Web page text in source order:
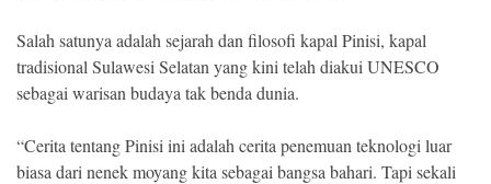
Salah satunya adalah sejarah dan filosofi kapal Pinisi, kapal
tradisional Sulawesi Selatan yang kini telah diakui UNESCO
sebagai warisan budaya tak benda dunia.
“Cerita tentang Pinisi ini adalah cerita penemuan teknologi luar
biasa dari nenek moyang kita sebagai bangsa bahari. Tapi sekali